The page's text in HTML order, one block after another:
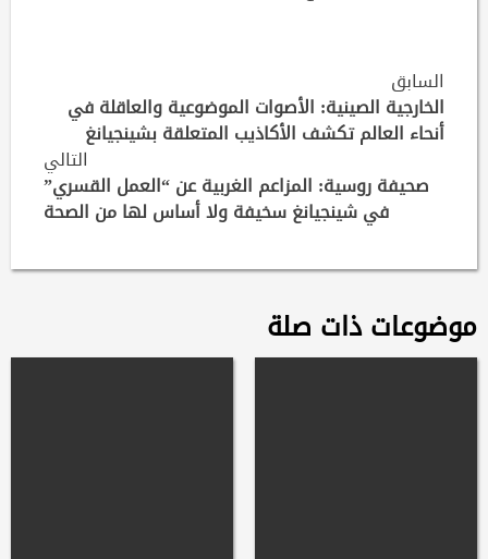
Continue
Reading
السابق
الخارجية الصينية: الأصوات الموضوعية والعاقلة في
أنحاء العالم تكشف الأكاذيب المتعلقة بشينجيانغ
التالي
صحيفة روسية: المزاعم الغربية عن “العمل القسري”
في شينجيانغ سخيفة ولا أساس لها من الصحة
موضوعات ذات صلة